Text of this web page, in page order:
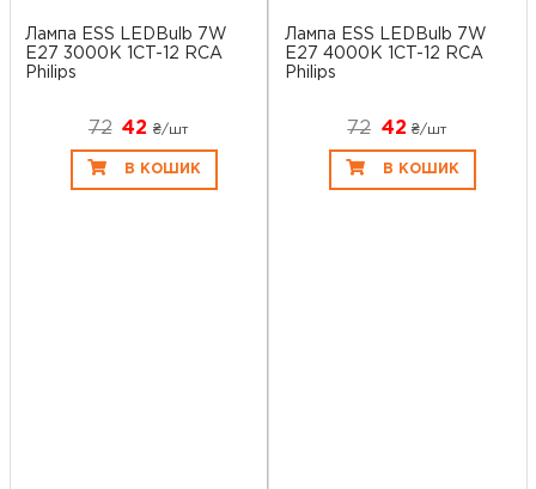
Лампа ESS LEDBulb 7W
E27 3000K 1CT-12 RCA
Philips
72 42 ₴/шт
В КОШИК
Лампа ESS LEDBulb 7W
E27 4000K 1CT-12 RCA
Philips
72 42₴/шт
В КОШИК